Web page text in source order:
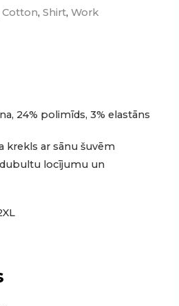
Cotton, Shirt, Work
24% polimīds, 3% elastāns
krekls ar sānu šuvēm
locījumu un